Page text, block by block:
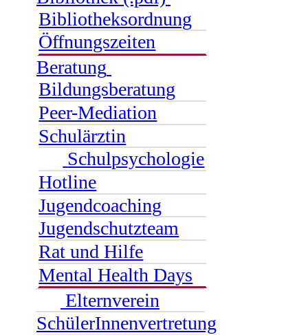
Bibliotheksordnung
Öffnungszeiten
Beratung
Bildungsberatung
Peer-Mediation
Schulärztin
Schulpsychologie
Hotline
Jugendcoaching
Jugendschutzteam
Rat und Hilfe
Mental Health Days
Elternverein
SchülerInnenvertretung